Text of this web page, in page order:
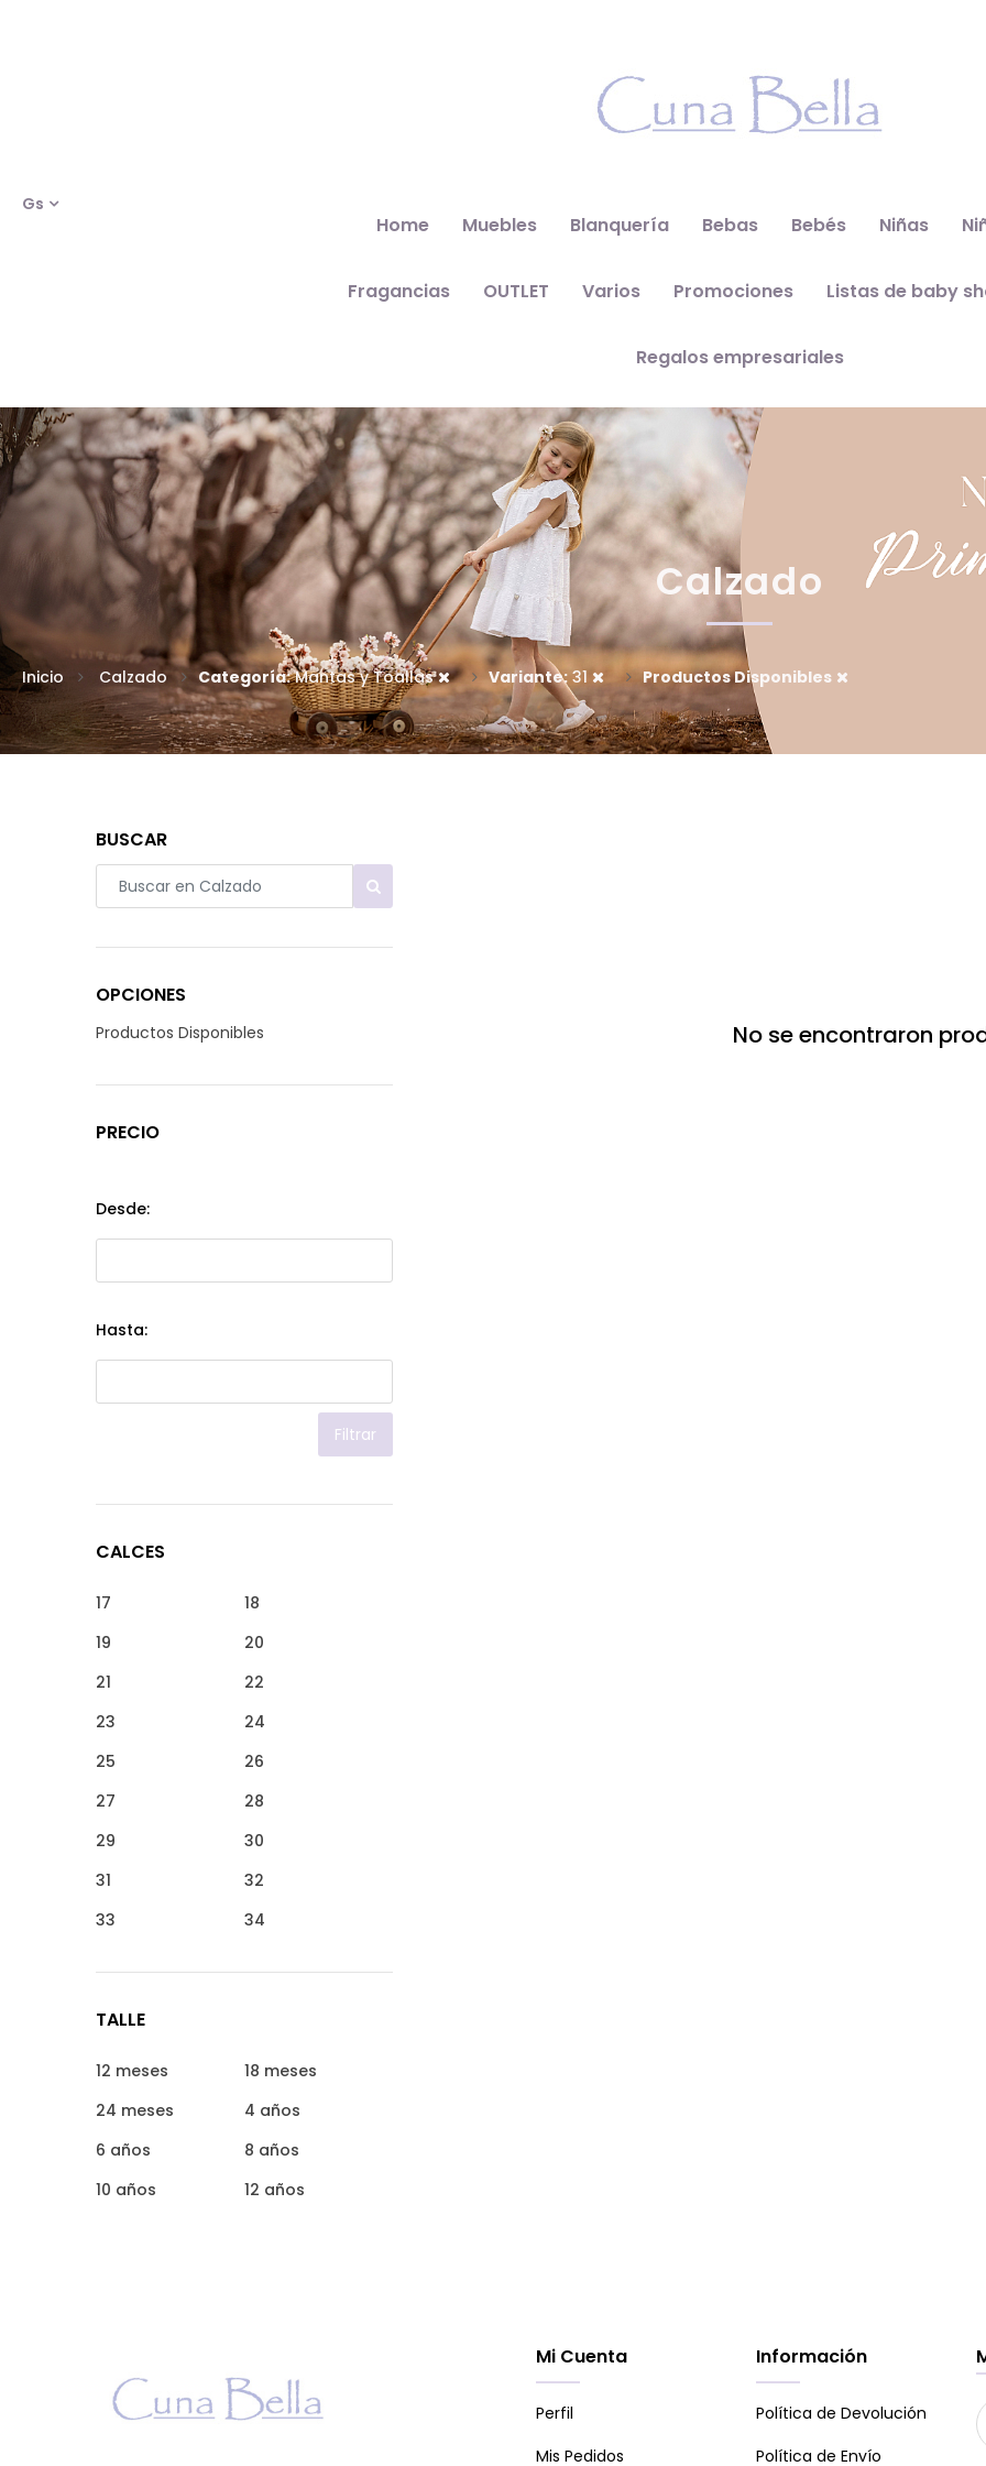
Gs
Home Muebles Blanquería Bebas Bebés Niñas
Fragancias OUTLET Varios Promociones Listas de baby
Regalos empresariales
Calzado
Inicio Calzado Categoría:Mantas y Toallas Variante:31 Productos Disponibles
BUSCAR
OPCIONES
Productos Disponibles
PRECIO
Desde:
Hasta:
Filtrar
CALCES
17
18
19
20
21
22
23
24
25
26
27
28
29
30
31
32
33
34
TALLE
12 meses
18 meses
24 meses
4 años
6 años
8 años
10 años
12 años
No se encontraron
Mi Cuenta
Perfil
Mis Pedidos
Información
Política de Devolución
Política de Envío